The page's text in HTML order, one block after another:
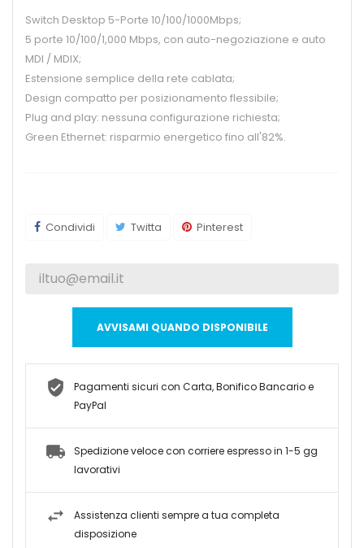
Switch Desktop 5-Porte 10/100/1000Mbps;
5 porte 10/100/1,000 Mbps, con auto-negoziazione e auto
MDI / MDIX;
Estensione semplice della rete cablata;
Design compatto per posizionamento flessibile;
Plug and play: nessuna configurazione richiesta;
Green Ethernet: risparmio energetico fino all'82%.
Condividi Twitta Pinterest
AVVISAMI QUANDO DISPONIBILE
Pagamenti sicuri con Carta, Bonifico Bancario e
PayPal
Spedizione veloce con corriere espresso in 1-5 gg
lavorativi
Assistenza clienti sempre a tua completa
disposizione